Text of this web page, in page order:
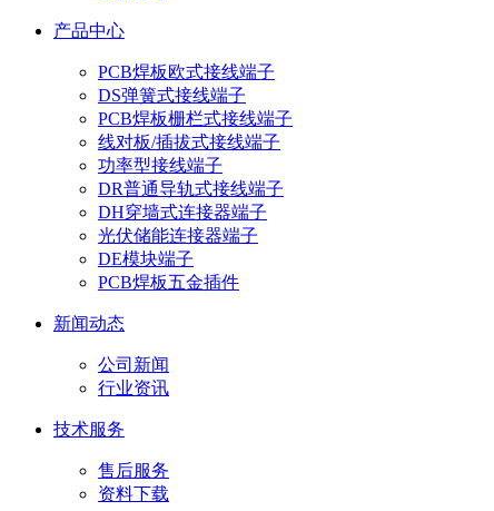
产品中心
PCB焊板欧式接线端子
DS弹簧式接线端子
PCB焊板栅栏式接线端子
线对板/插拔式接线端子
功率型接线端子
DR普通导轨式接线端子
DH穿墙式连接器端子
光伏储能连接器端子
DE模块端子
PCB焊板五金插件
新闻动态
公司新闻
行业资讯
技术服务
售后服务
资料下载